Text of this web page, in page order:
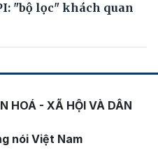
"bộ lọc" khách quan
HOÁ - XÃ HỘI VÀ DÂN
nói Việt Nam